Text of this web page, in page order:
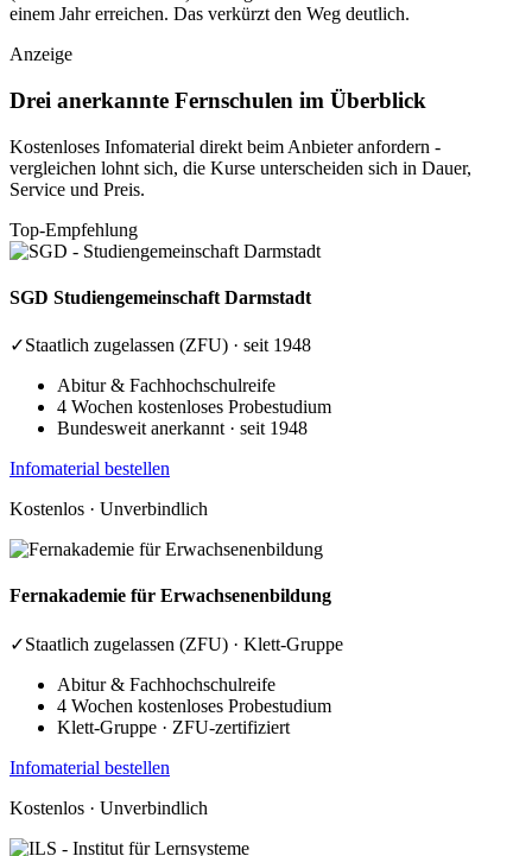
einem Jahr erreichen. Das verkürzt den Weg deutlich.
Anzeige
Drei anerkannte Fernschulen im Überblick
Kostenloses Infomaterial direkt beim Anbieter anfordern -
vergleichen lohnt sich, die Kurse unterscheiden sich in Dauer,
Service und Preis.
Top-Empfehlung
SGD Studiengemeinschaft Darmstadt
✓Staatlich zugelassen (ZFU) · seit 1948
Abitur & Fachhochschulreife
4 Wochen kostenloses Probestudium
Bundesweit anerkannt · seit 1948
Infomaterial bestellen
Kostenlos · Unverbindlich
Fernakademie für Erwachsenenbildung
✓Staatlich zugelassen (ZFU) · Klett-Gruppe
Abitur & Fachhochschulreife
4 Wochen kostenloses Probestudium
Klett-Gruppe · ZFU-zertifiziert
Infomaterial bestellen
Kostenlos · Unverbindlich